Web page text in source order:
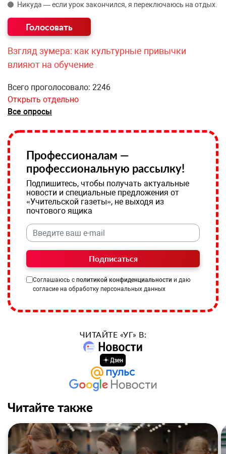
Никуда — если урок закончился, я переключаюсь на отдых.
Взгляд зумера: как культурные привычки
влияют на обучение
Всего проголосовало: 2246
Открыть отдельно
Все опросы
Профессионалам —
профессиональную рассылку!
Подпишитесь, чтобы получать актуальные
новости и специальные предложения от
«Учительской газеты», не выходя из
почтового ящика
Подписаться
Соглашаюсь с политикой конфиденциальности и даю
согласие на обработку персональных данных
ЧИТАЙТЕ «УГ» В:
Читайте также